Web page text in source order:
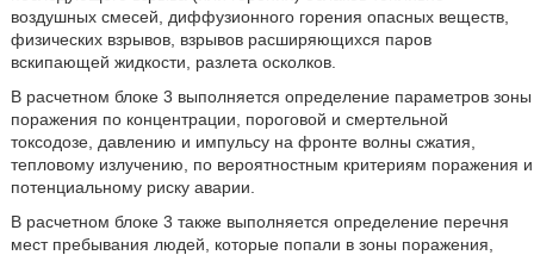
воздушных смесей, диффузионного горения опасных веществ,
физических взрывов, взрывов расширяющихся паров
вскипающей жидкости, разлета осколков.
В расчетном блоке 3 выполняется определение параметров зоны
поражения по концентрации, пороговой и смертельной
токсодозе, давлению и импульсу на фронте волны сжатия,
тепловому излучению, по вероятностным критериям поражения и
потенциальному риску аварии.
В расчетном блоке 3 также выполняется определение перечня
мест пребывания людей, которые попали в зоны поражения,